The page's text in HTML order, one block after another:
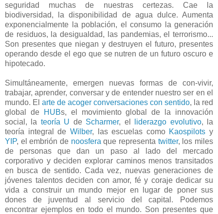
seguridad muchas de nuestras certezas. Cae la
biodiversidad, la disponibilidad de agua dulce. Aumenta
exponencialmente la población, el consumo la generación
de residuos, la desigualdad, las pandemias, el terrorismo...
Son presentes que niegan y destruyen el futuro, presentes
operando desde el ego que se nutren de un futuro oscuro e
hipotecado.
Simultáneamente, emergen nuevas formas de con-vivir,
trabajar, aprender, conversar y de entender nuestro ser en el
mundo. El arte de acoger conversaciones con sentido, la red
global de
HUBs, el movimiento global de la innovación
social, la teoría U de Scharmer, el liderazgo evolutivo, la
teoría integral de Wilber, las escuelas como Kaospilots y
YIP, el embrión de noosfera que representa twitter, los miles
de personas que dan un paso al lado del mercado
corporativo y deciden explorar caminos menos transitados
en busca de sentido. Cada vez, nuevas generaciones de
jóvenes talentos deciden con amor, fé y coraje dedicar su
vida a construir un mundo mejor en lugar de poner sus
dones de juventud al servicio del capital. Podemos
encontrar ejemplos en todo el mundo. Son presentes que